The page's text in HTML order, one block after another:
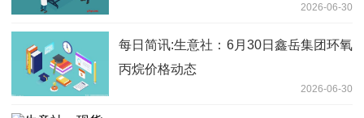
2026-06-30
每日简讯:生意社：6月30日鑫岳集团环氧
丙烷价格动态
2026-06-30